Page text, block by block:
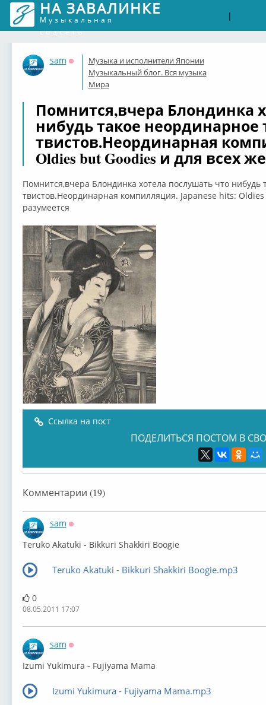
НА ЗАВАЛИНКЕ
Музыкальная
соцсеть
|
sam
Оффлайн
Музыка и исполнители Японии
Музыкальный блог. Вся музыка
Мира
Помнится,вчера Блондинка
нибудь такое неординарное
твистов.Неординарная
Oldies but Goodies и для всех
Помнится,вчера Блондинка хотела послушать что
твистов.Неординарная компилляция. Japanese hits:
разумеется
Ссылка на пост
ПОДЕЛИТЬСЯ ПОСТОМ В
Комментарии (19)
sam
Teruko Akatuki - Bikkuri Shakkiri Boogie
Teruko Akatuki - Bikkuri Shakkiri Boogie.mp3
0
08.05.2011 17:07
sam
Izumi Yukimura - Fujiyama Mama
Izumi Yukimura - Fujiyama Mama.mp3